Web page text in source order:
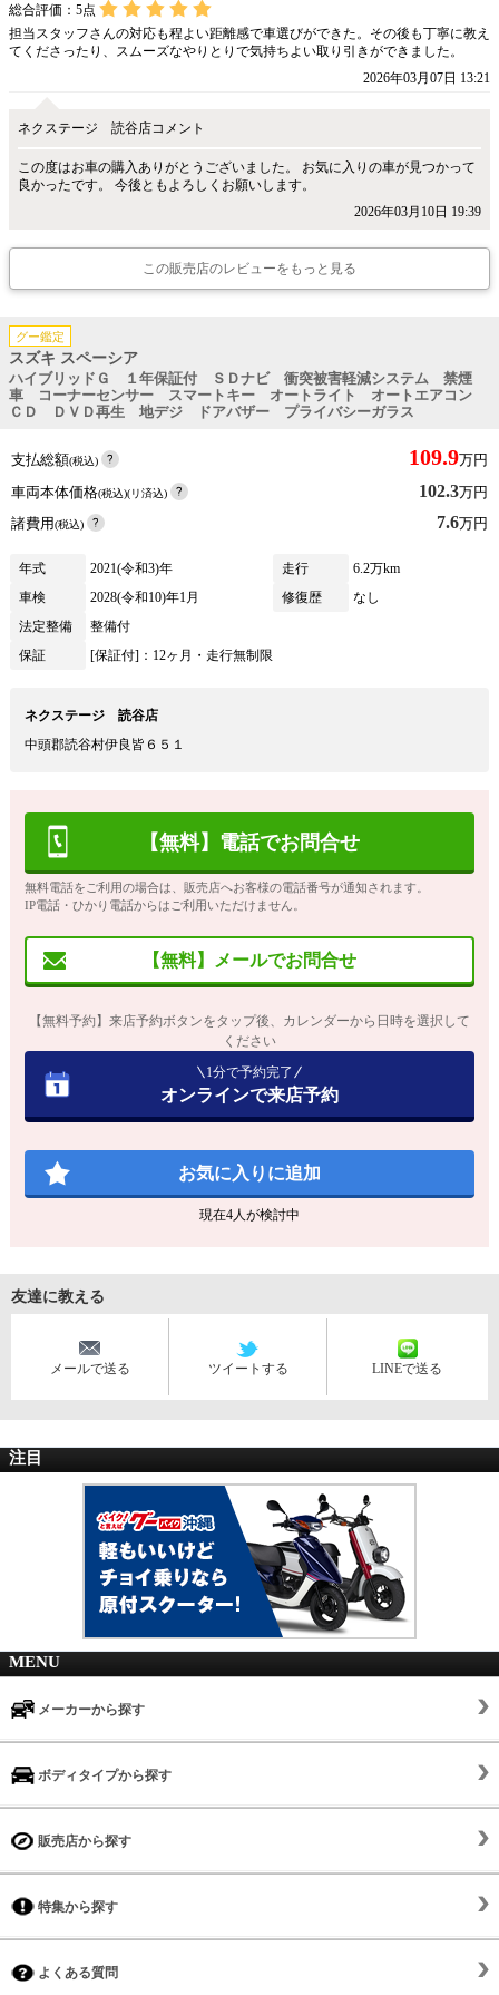
総合評価： 5点
担当スタッフさんの対応も程よい距離感で車選びができた。その後も丁寧に教え
てくださったり、スムーズなやりとりで気持ちよい取り引きができました。
2026年03月07日 13:21
ネクステージ 読谷店コメント
この度はお車の購入ありがとうございました。 お気に入りの車が見つかって
良かったです。 今後ともよろしくお願いします。
2026年03月10日 19:39
この販売店のレビューをもっと見る
グー鑑定
スズキ スペーシア
ハイブリッドＧ １年保証付 ＳＤナビ 衝突被害軽減システム 禁煙
車 コーナーセンサー スマートキー オートライト オートエアコン
ＣＤ ＤＶＤ再生 地デジ ドアバザー プライバシーガラス
支払総額(税込) 109.9万円
車両本体価格(税込)(リ済込) 102.3万円
諸費用(税込) 7.6万円
年式 2021(令和3)年 走行
6.2万km
車検
2028(令和10)年1月 修復歴
なし
法定整備
整備付
保証
[保証付]：12ヶ月・走行無制限
ネクステージ 読谷店
中頭郡読谷村伊良皆６５１
【無料】電話でお問合せ
無料電話をご利用の場合は、販売店へお客様の電話番号が通知されます。
IP電話・ひかり電話からはご利用いただけません。
【無料】メールでお問合せ
【無料予約】来店予約ボタンをタップ後、カレンダーから日時を選択して
ください
1分で予約完了
オンラインで来店予約
お気に入りに追加
現在4人が検討中
友達に教える
メールで送る ツイートする LINEで送る
注目
MENU
メーカーから探す
ボディタイプから探す
販売店から探す
特集から探す
よくある質問